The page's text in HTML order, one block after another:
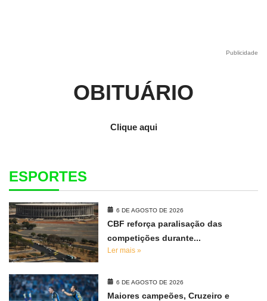
Publicidade
OBITUÁRIO
Clique aqui
ESPORTES
6 DE AGOSTO DE 2026
CBF reforça paralisação das
competições durante...
Ler mais »
6 DE AGOSTO DE 2026
Maiores campeões, Cruzeiro e